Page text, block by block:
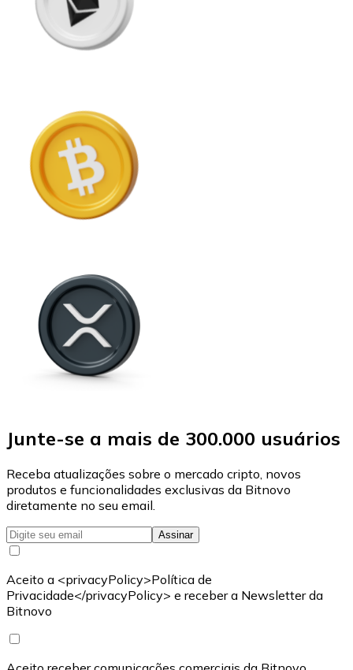
Junte-se a mais de 300.000 usuários
Receba atualizações sobre o mercado cripto, novos
produtos e funcionalidades exclusivas da Bitnovo
diretamente no seu email.
Assinar
Aceito a <privacyPolicy>Política de
Privacidade</privacyPolicy> e receber a Newsletter da
Bitnovo